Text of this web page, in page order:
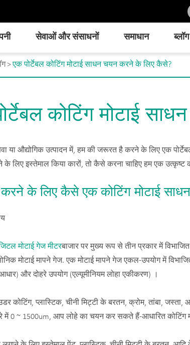
सेवाओं और संसाधनों समाधान ब्लॉग
एक पोर्टेबल कोटिंग मोटाई साधन चयन करने के लिए कैसे?
कोटिंग मोटाई
या औद्योगिक उत्पादन में, हम की जरूरत है करने के लिए एक
के लिए इस्तेमाल किया कारों, तो कैसे करना चाहिए हम एक उत्कृष्ट
के लिए कैसे एक कोटिंग मोटाई
मोटाई गेज मीटरबाजार पर मुख्य रूप से तीन प्रकार में
मोटाई मापने गेज. एक मोटाई मापने गेज एकल-उपयोग में
और दोहरे उपयोग (एल्यूमीनियम लोहा एकीकरण) ।
कोटिंग, प्लास्टिक, चीनी मिट्टी के बरतन, क्रोम, तांबा,
में 0 ~ 1500um, आप लोहे का चयन कर सकते हैं-आधारित कोटिंग